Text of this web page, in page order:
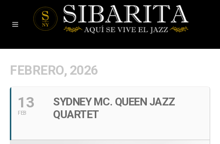
FEBRERO, 2026
13
FEB
SYDNEY MC. QUEEN JAZZ
QUARTET